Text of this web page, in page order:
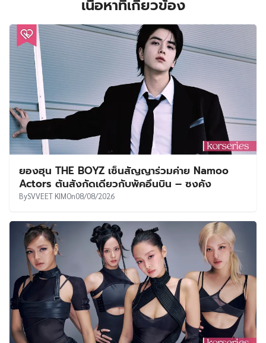
เนื้อหาที่เกี่ยวข้อง
ยองฮุน THE BOYZ เซ็นสัญญาร่วมค่าย Namoo
Actors ต้นสังกัดเดียวกับพัคอึนบิน – ซงคัง
BySVVEET KIMOn08/08/2026